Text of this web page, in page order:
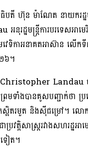
បតី ហ៊ុន ម៉ាណែត នាយករដ្ឋ
ដ្ឋមន្ត្រីការបរទេសអាម
មវេទិកាអនាគតអាស៊ាន
៦។
Landau បា
រមទាំងបានគូសបញ្ជាក់ថា
ែស្អិតរមួត និងស៊ីជម្រៅ។ លោ
រវត្តិសាស្ត្ររវាងសហរដ្ឋ
ៀត។